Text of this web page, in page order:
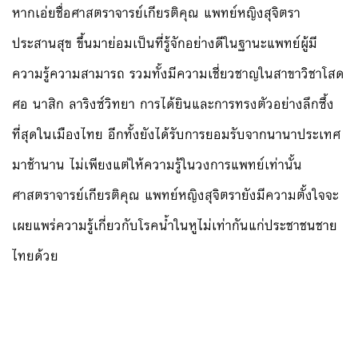
หากเอ่ยชื่อศาสตราจารย์เกียรติคุณ แพทย์หญิงสุจิตรา
ประสานสุข ขึ้นมาย่อมเป็นที่รู้จักอย่างดีในฐานะแพทย์ผู้มี
ความรู้ความสามารถ รวมทั้งมีความเชี่ยวชาญในสาขาวิชาโสด
ศอ นาสิก ลาริงซ์วิทยา การได้ยินและการทรงตัวอย่างลึกซึ้ง
ที่สุดในเมืองไทย อีกทั้งยังได้รับการยอมรับจากนานาประเทศ
มาช้านาน ไม่เพียงแต่ให้ความรู้ในวงการแพทย์เท่านั้น
ศาสตราจารย์เกียรติคุณ แพทย์หญิงสุจิตรายังมีความตั้งใจจะ
เผยแพร่ความรู้เกี่ยวกับโรคน้ำในหูไม่เท่ากันแก่ประชาชนชาย
ไทยด้วย